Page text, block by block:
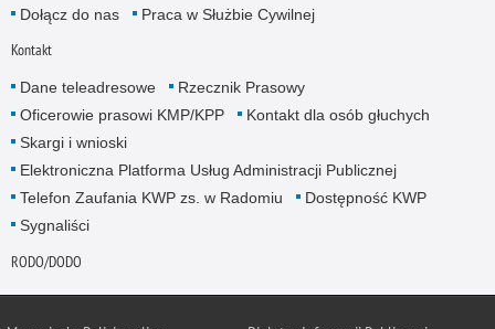
Dołącz do nas Praca w Służbie Cywilnej
Kontakt
Dane teleadresowe
Rzecznik Prasowy
Oficerowie prasowi KMP/KPP
Kontakt dla osób głuchych
Skargi i wnioski
Elektroniczna Platforma Usług Administracji Publicznej
Telefon Zaufania KWP zs. w Radomiu
Dostępność KWP
Sygnaliści
RODO/DODO